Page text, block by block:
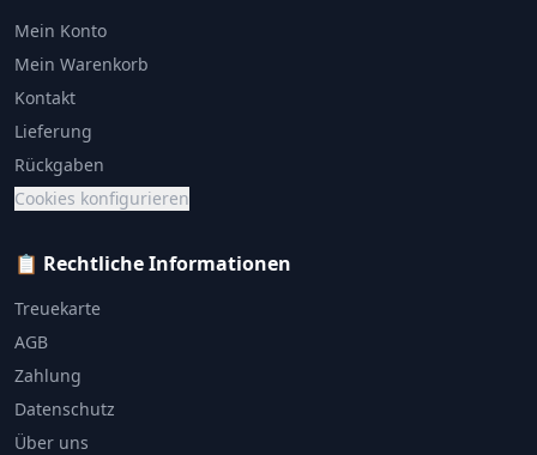
Mein Konto
Mein Warenkorb
Kontakt
Lieferung
Rückgaben
Cookies konfigurieren
📋 Rechtliche Informationen
Treuekarte
AGB
Zahlung
Datenschutz
Über uns